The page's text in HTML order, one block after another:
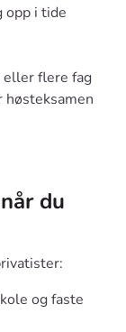
opp i tide
eller flere fag
høsteksamen
du
og faste